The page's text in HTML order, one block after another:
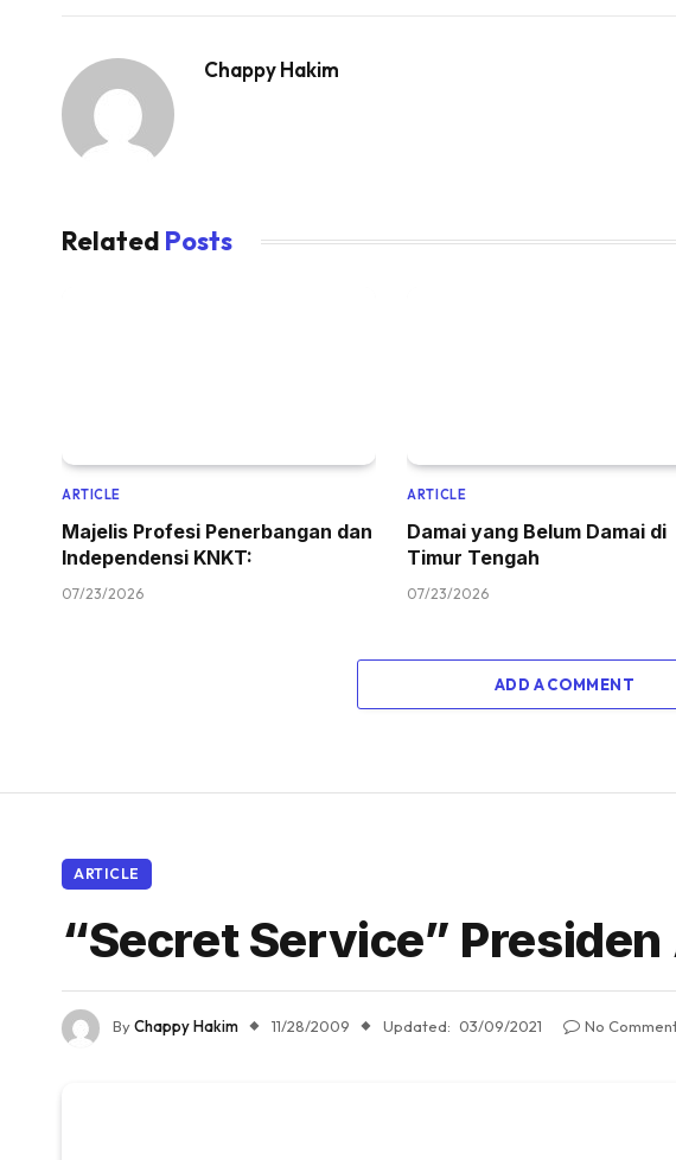
Chappy Hakim
Related Posts
ARTICLE
Majelis Profesi Penerbangan dan
Independensi KNKT:
07/23/2026
ARTICLE
Damai yang Belum Damai di
Timur Tengah
07/23/2026
ADD A COMMENT
ARTICLE
“Secret Service” Presiden
ByChappy Hakim 11/28/2009 Updated: 03/09/2021 No